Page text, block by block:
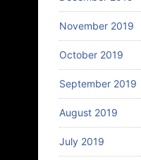
November 2019
October 2019
September 2019
August 2019
July 2019